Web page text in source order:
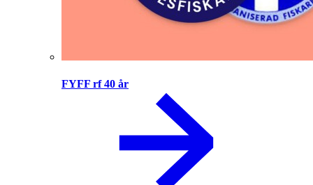
FYFF rf 40 år